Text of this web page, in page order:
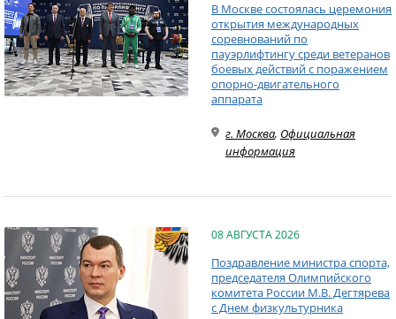
В Москве состоялась церемония
открытия международных
соревнований по
пауэрлифтингу среди ветеранов
боевых действий с поражением
опорно-двигательного
аппарата
г. Москва, Официальная
информация
08 АВГУСТА 2026
Поздравление министра спорта,
председателя Олимпийского
комитета России М.В. Дегтярева
с Днем физкультурника